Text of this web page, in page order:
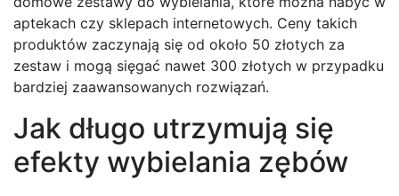
aptekach czy sklepach internetowych. Ceny takich
produktów zaczynają się od około 50 złotych za
zestaw i mogą sięgać nawet 300 złotych w przypadku
bardziej zaawansowanych rozwiązań.
Jak długo utrzymują się
efekty wybielania zębów